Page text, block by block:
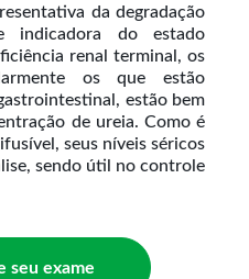
da degradação
indicadora do estado
renal terminal, os
os que estão
estão bem
de ureia. Como é
seus níveis séricos
sendo útil no controle
seu exame